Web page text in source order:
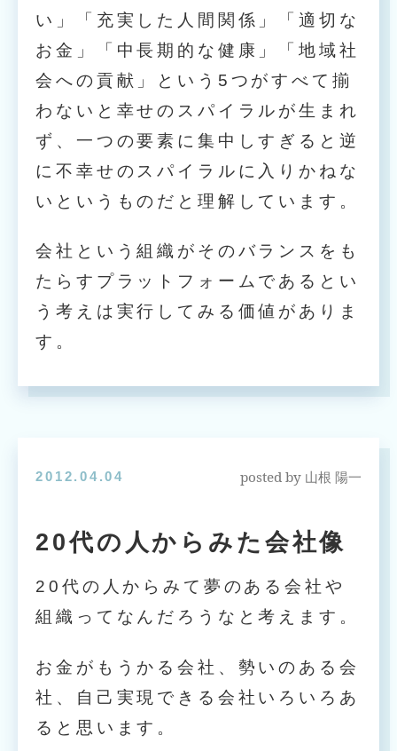
い」「充実した人間関係」「適切な
お金」「中長期的な健康」「地域社
会への貢献」という5つがすべて揃
わないと幸せのスパイラルが生まれ
ず、一つの要素に集中しすぎると逆
に不幸せのスパイラルに入りかねな
いというものだと理解しています。
会社という組織がそのバランスをも
たらすプラットフォームであるとい
う考えは実行してみる価値がありま
す。
2012.04.04 posted by 山根 陽一
20代の人からみた会社像
20代の人からみて夢のある会社や
組織ってなんだろうなと考えます。
お金がもうかる会社、勢いのある会
社、自己実現できる会社いろいろあ
ると思います。